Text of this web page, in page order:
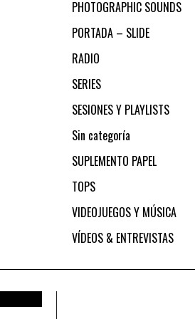
PHOTOGRAPHIC SOUNDS
PORTADA – SLIDE
RADIO
SERIES
SESIONES Y PLAYLISTS
Sin categoría
SUPLEMENTO PAPEL
TOPS
VIDEOJUEGOS Y MÚSICA
VÍDEOS & ENTREVISTAS